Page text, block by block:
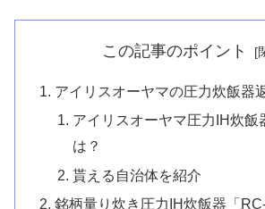
この記事のポイント
アイリスオーヤマの圧力炊飯器
アイリスオーヤマ圧力IH炊飯
は？
貰える自治体を紹介
銘柄量り炊き圧力IH炊飯器「